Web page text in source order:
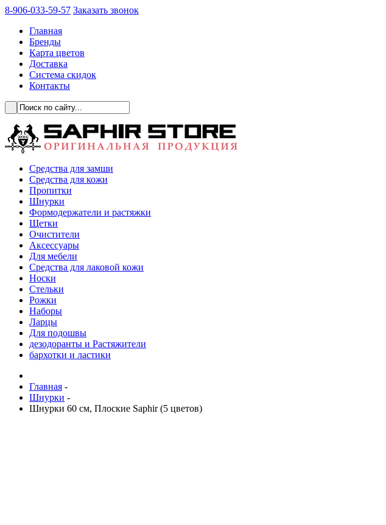
8-906-033-59-57 Заказать звонок
Главная
Бренды
Карта цветов
Доставка
Система скидок
Контакты
Cредства для замши
Средства для кожи
Пропитки
Шнурки
Формодержатели и растяжки
Щетки
Очистители
Аксессуары
Для мебели
Средства для лаковой кожи
Носки
Стельки
Рожки
Наборы
Ларцы
Для подошвы
дезодоранты и Растяжители
бархотки и ластики
Главная -
Шнурки -
Шнурки 60 см, Плоские Saphir (5 цветов)